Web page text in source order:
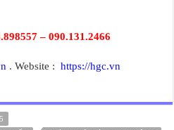
– 090.131.2466
. Website : https://hgc.vn